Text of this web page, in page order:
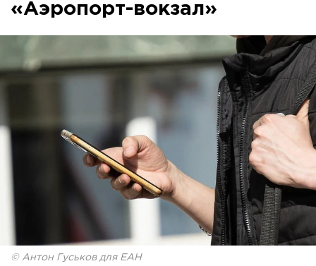
«Аэропорт-вокзал»
© Антон Гуськов для ЕАН